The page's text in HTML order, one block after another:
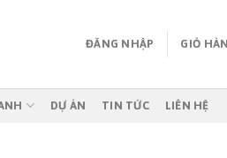
ĐĂNG NHẬP GIỎ
DỰ ÁN TIN TỨC LIÊN HỆ